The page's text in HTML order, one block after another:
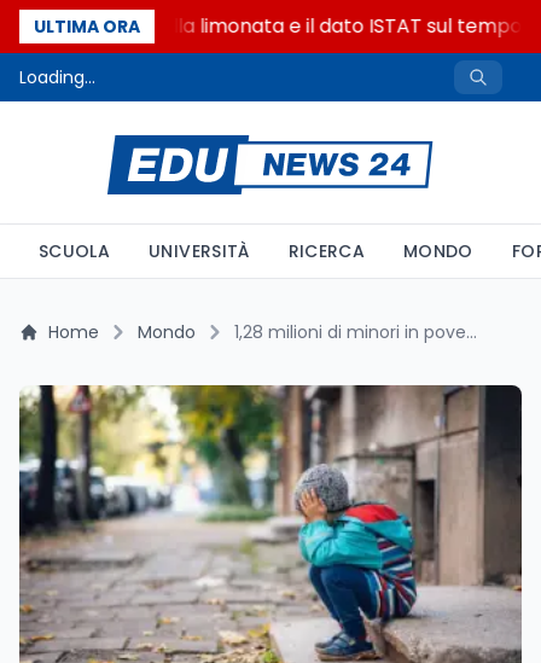
ULTIMA ORA
La denuncia della limonata e il dato ISTAT sul tempo
Loading...
SCUOLA UNIVERSITÀ RICERCA MONDO
Home Mondo 1,28 milioni di minori in poverta: cosa dice lo studio Science